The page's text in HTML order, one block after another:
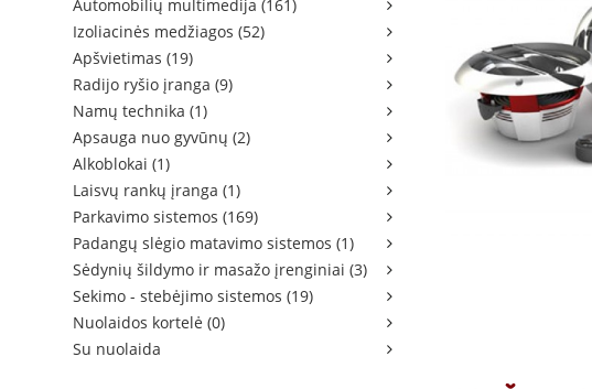
Automobilių multimedija (161)
Izoliacinės medžiagos (52)
Apšvietimas (19)
Radijo ryšio įranga (9)
Namų technika (1)
Apsauga nuo gyvūnų (2)
Alkoblokai (1)
Laisvų rankų įranga (1)
Parkavimo sistemos (169)
Padangų slėgio matavimo sistemos (1)
Sėdynių šildymo ir masažo įrenginiai (3)
Sekimo - stebėjimo sistemos (19)
Nuolaidos kortelė (0)
Su nuolaida